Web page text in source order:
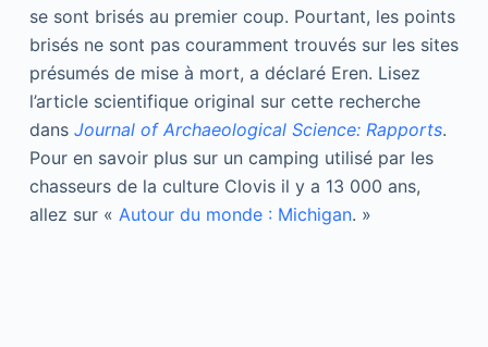
se sont brisés au premier coup. Pourtant, les points
brisés ne sont pas couramment trouvés sur les sites
présumés de mise à mort, a déclaré Eren. Lisez
l’article scientifique original sur cette recherche
dans Journal of Archaeological Science: Rapports.
Pour en savoir plus sur un camping utilisé par les
chasseurs de la culture Clovis il y a 13 000 ans,
allez sur « Autour du monde : Michigan. »